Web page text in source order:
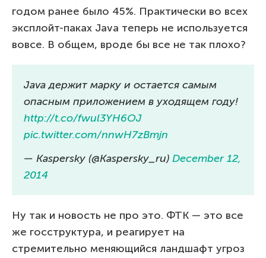
годом ранее было 45%. Практически во всех
эксплойт-паках Java теперь не используется
вовсе. В общем, вроде бы все не так плохо?
Java держит марку и остается самым
опасным приложением в уходящем году!
http://t.co/fwul3YH6OJ
pic.twitter.com/nnwH7zBmjn
— Kaspersky (@Kaspersky_ru) December 12,
2014
Ну так и новость не про это. ФТК — это все
же госструктура, и реагирует на
стремительно меняющийся ландшафт угроз